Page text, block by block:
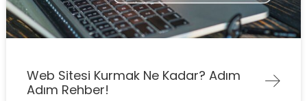
Web Sitesi Kurmak Ne Kadar? Adım
Adım Rehber!